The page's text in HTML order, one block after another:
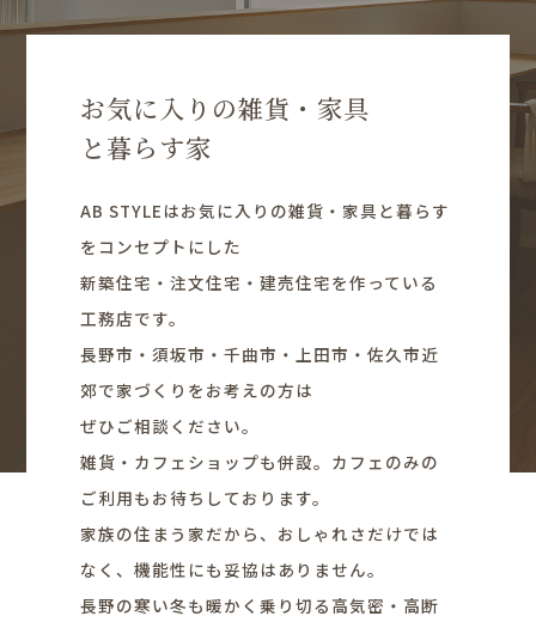
お気に入りの雑貨・家具
と暮らす家
AB STYLEはお気に入りの雑貨・家具と暮らす
をコンセプトにした
新築住宅・注文住宅・建売住宅を作っている
工務店です。
長野市・須坂市・千曲市・上田市・佐久市近
郊で家づくりをお考えの方は
ぜひご相談ください。
雑貨・カフェショップも併設。カフェのみの
ご利用もお待ちしております。
家族の住まう家だから、おしゃれさだけでは
なく、機能性にも妥協はありません。
長野の寒い冬も暖かく乗り切る高気密・高断